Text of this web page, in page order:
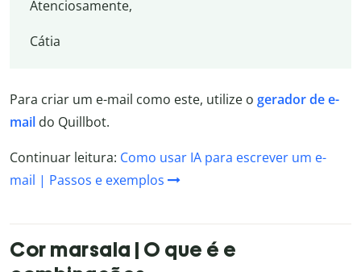
Atenciosamente,
Cátia
Para criar um e-mail como este, utilize o gerador de e-
mail do Quillbot.
Continuar leitura: Como usar IA para escrever um e-
mail | Passos e exemplos
Cor marsala | O que é e